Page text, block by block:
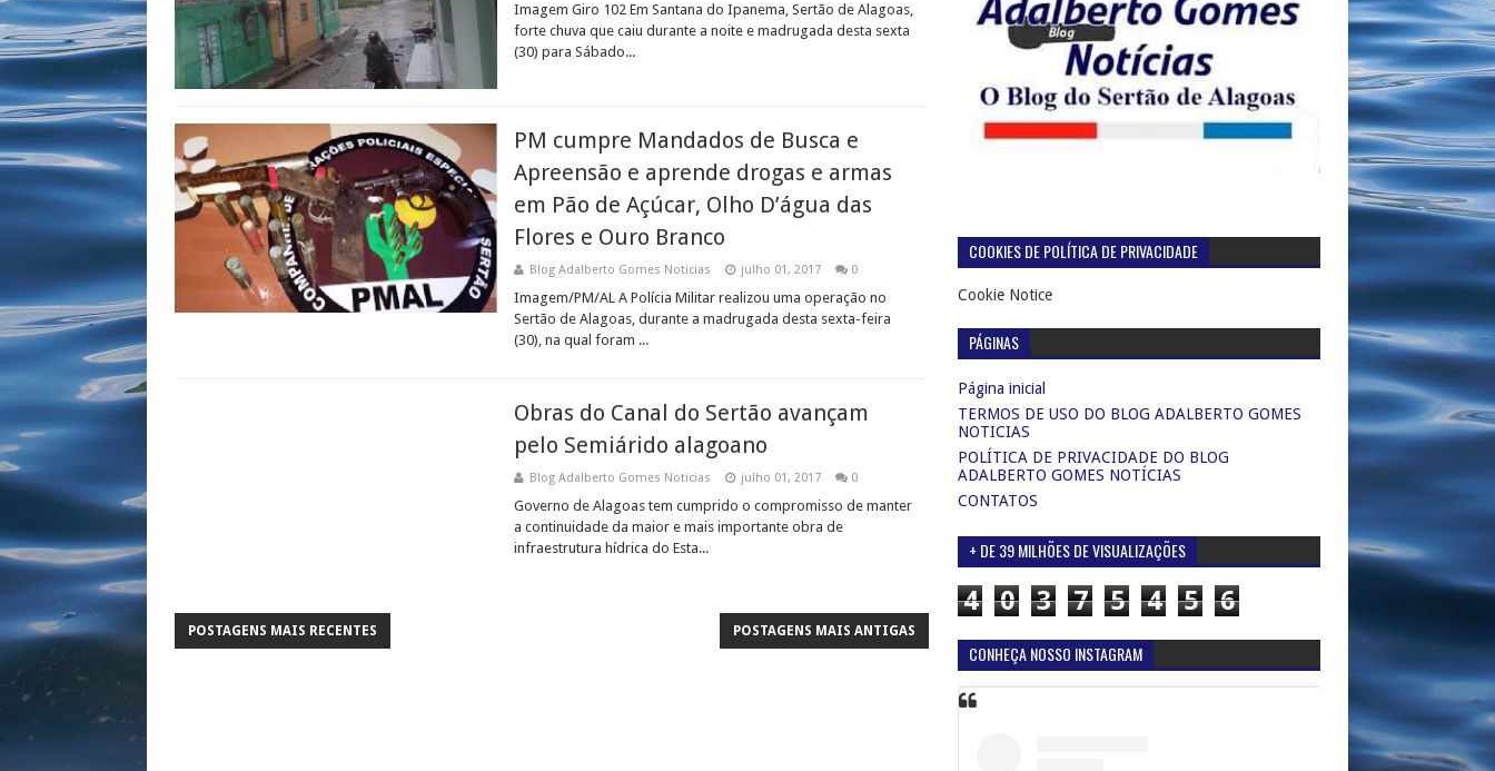
Imagem Giro 102 Em Santana do Ipanema, Sertão de Alagoas,
forte chuva que caiu durante a noite e madrugada desta sexta
(30) para Sábado...
PM cumpre Mandados de Busca e
Apreensão e aprende drogas e armas
em Pão de Açúcar, Olho D’água das
Flores e Ouro Branco
Blog Adalberto Gomes Noticias julho 01, 2017 0
Imagem/PM/AL A Polícia Militar realizou uma operação no
Sertão de Alagoas, durante a madrugada desta sexta-feira
(30), na qual foram ...
Obras do Canal do Sertão avançam
pelo Semiárido alagoano
Blog Adalberto Gomes Noticias julho 01, 2017 0
Governo de Alagoas tem cumprido o compromisso de manter
a continuidade da maior e mais importante obra de
infraestrutura hídrica do Esta...
POSTAGENS MAIS RECENTES POSTAGENS MAIS ANTIGAS
COOKIES DE POLÍTICA DE PRIVACIDADE
Cookie Notice
PÁGINAS
Página inicial
TERMOS DE USO DO BLOG ADALBERTO GOMES
NOTICIAS
POLÍTICA DE PRIVACIDADE DO BLOG
ADALBERTO GOMES NOTÍCIAS
CONTATOS
+ DE 39 MILHÕES DE VISUALIZAÇÕES
4 0 3 7 5 4 5 6
CONHEÇA NOSSO INSTAGRAM